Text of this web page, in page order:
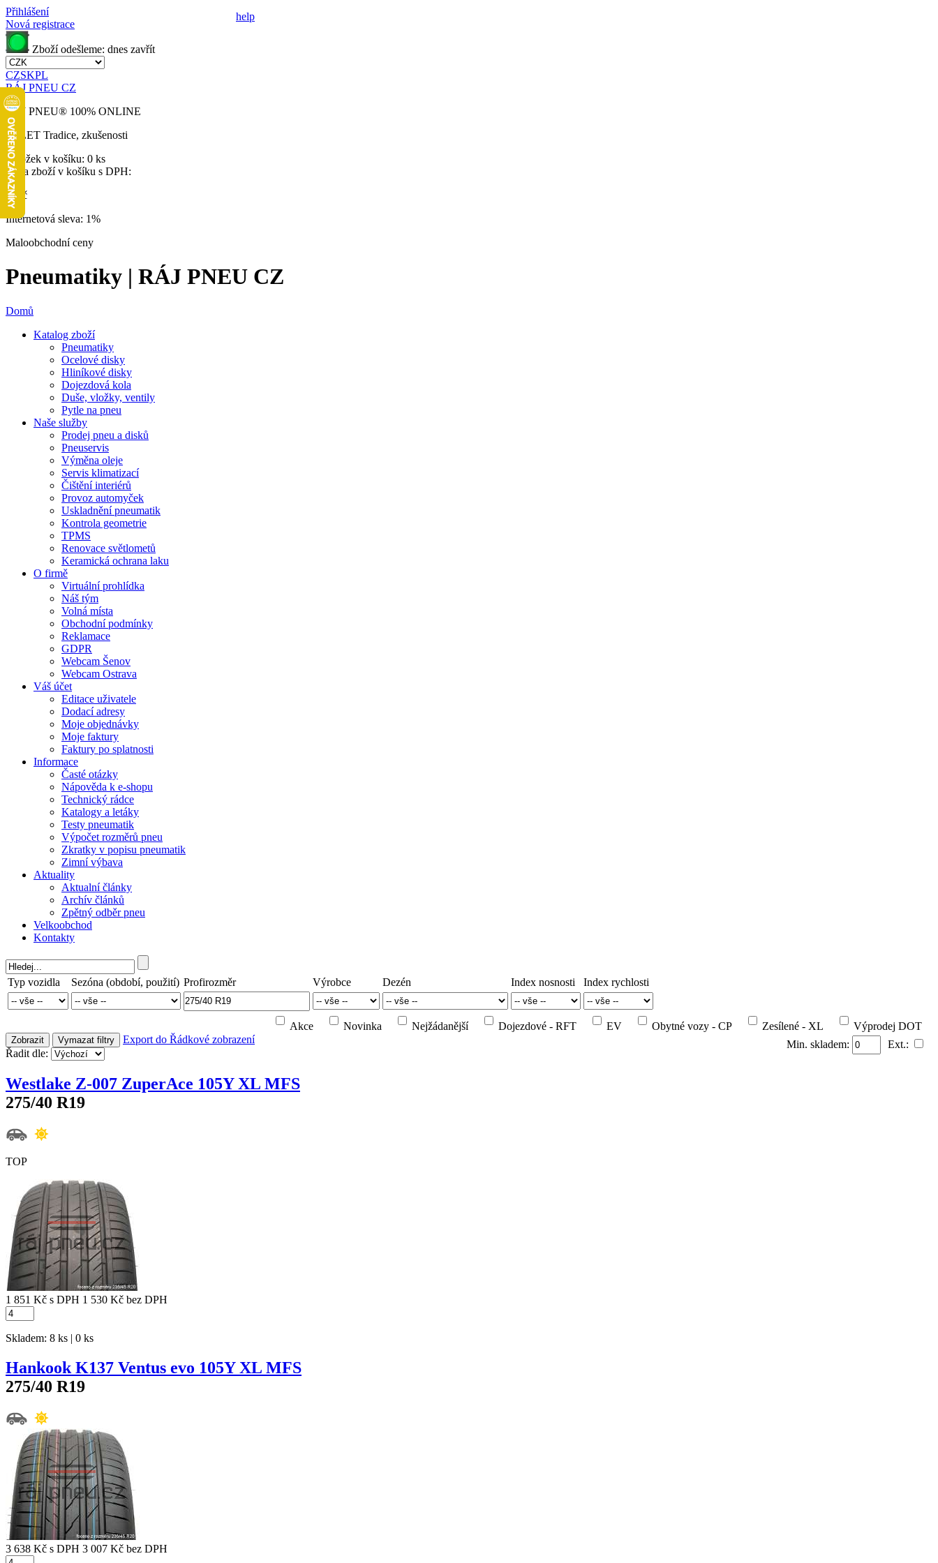
Přihlášení
Nová registrace
Zboží odešleme: dnes zavřít
CZSKPL
RÁJ PNEU CZ
RÁJ PNEU® 100% ONLINE
32 LET Tradice, zkušenosti
Položek v košíku: 0 ks
Cena zboží v košíku s DPH:
0 Kč
Internetová sleva: 1%
Maloobchodní ceny
Pneumatiky | RÁJ PNEU CZ
Domů
Katalog zboží
Pneumatiky
Ocelové disky
Hliníkové disky
Dojezdová kola
Duše, vložky, ventily
Pytle na pneu
Naše služby
Prodej pneu a disků
Pneuservis
Výměna oleje
Servis klimatizací
Čištění interiérů
Provoz automyček
Uskladnění pneumatik
Kontrola geometrie
TPMS
Renovace světlometů
Keramická ochrana laku
O firmě
Virtuální prohlídka
Náš tým
Volná místa
Obchodní podmínky
Reklamace
GDPR
Webcam Šenov
Webcam Ostrava
Váš účet
Editace uživatele
Dodací adresy
Moje objednávky
Moje faktury
Faktury po splatnosti
Informace
Časté otázky
Nápověda k e-shopu
Technický rádce
Katalogy a letáky
Testy pneumatik
Výpočet rozměrů pneu
Zkratky v popisu pneumatik
Zimní výbava
Aktuality
Aktualní články
Archív článků
Zpětný odběr pneu
Velkoobchod
Kontakty
Typ vozidla Sezóna (období, použití) Profirozměr
help
Výrobce Dezén Index nosnosti Index rychlosti
Akce Novinka Nejžádanější Dojezdové - RFT EV Obytné vozy - CP Zesílené - XL Výprodej DOT
Zobrazit Vymazat filtry Export do Ext.:
Min. skladem:
Řádkové zobrazení
Řadit dle:
Westlake Z-007 ZuperAce 105Y XL MFS
275/40 R19
TOP
1 851 Kč s DPH 1 530 Kč bez DPH
Skladem: 8 ks | 0 ks
Hankook K137 Ventus evo 105Y XL MFS
275/40 R19
3 638 Kč s DPH 3 007 Kč bez DPH